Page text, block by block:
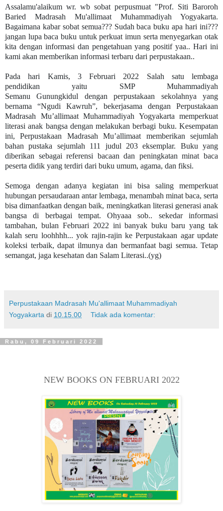
Assalamu'alaikum wr. wb sobat perpusmuat "Prof. Siti Baroroh
Baried Madrasah Mu'allimaat Muhammadiyah Yogyakarta.
Bagaimana kabar sobat semua??? Sudah baca buku apa hari ini???
jangan lupa baca buku untuk perkuat imun serta menyegarkan otak
kita dengan informasi dan pengetahuan yang positif yaa.. Hari ini
kami akan memberikan informasi terbaru dari perpustakaan..
Pada hari Kamis, 3 Februari 2022
Salah satu lembaga
pendidikanyaitu SMP Muhammadiyah
SemanuGunungkidul dengan perpustakaan sekolahnya yang
bernama “Ngudi Kawruh”, bekerjasama dengan Perpustakaan
Madrasah Mu’allimaat Muhammadiyah Yogyakarta memperkuat
literasi anak bangsa dengan melakukan berbagi buku. Kesempatan
ini, Perpustakaan Madrasah Mu’allimaat memberikan sejumlah
bahan pustaka sejumlah 111 judul 203 eksemplar. Buku yang
diberikan sebagai referensi bacaan dan peningkatan minat baca
peserta didik yang terdiri dari buku umum, agama, dan fiksi.
Semoga dengan adanya kegiatan ini bisa saling memperkuat
hubungan persaudaraan antar lembaga, menambah minat baca, serta
bisa dimanfaatkan dengan baik, meningkatkan literasi generasi anak
bangsa di berbagai tempat. Ohyaaa sob.. sekedar informasi
tambahan, bulan Februari 2022 ini banyak buku baru yang tak
kalah seru loohhhh... yok rajin-rajin ke Perpustakaan agar update
koleksi terbaik, dapat ilmunya dan bermanfaat bagi semua. Tetap
semangat, jaga kesehatan dan Salam Literasi..(yg)
Perpustakaan Madrasah Mu'allimaat Muhammadiyah
Yogyakarta di 10.15.00 Tidak ada komentar:
Rabu, 09 Februari 2022
NEW BOOKS ON FEBRUARI 2022